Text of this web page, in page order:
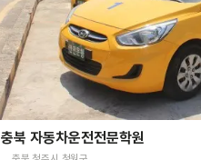
충북 자동차운전전문학원